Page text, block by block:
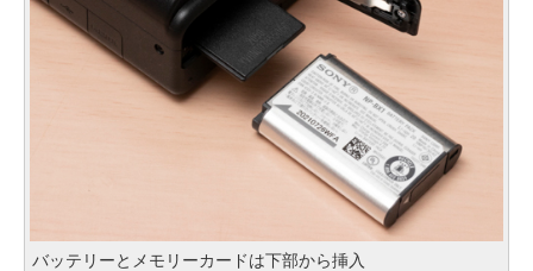
バッテリーとメモリーカードは下部から挿入